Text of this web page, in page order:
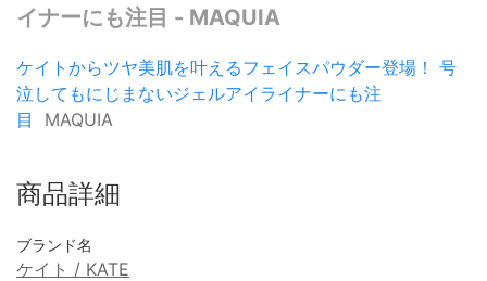
イナーにも注目 - MAQUIA
ケイトからツヤ美肌を叶えるフェイスパウダー登場！ 号
泣してもにじまないジェルアイライナーにも注
目
MAQUIA
商品詳細
ブランド名
ケイト / KATE